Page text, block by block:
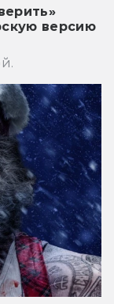
версию